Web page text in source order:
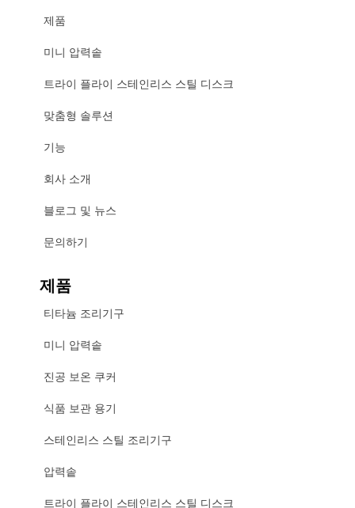
제품
미니 압력솥
트라이 플라이 스테인리스 스틸 디스크
맞춤형 솔루션
기능
회사 소개
블로그 및 뉴스
문의하기
제품
티타늄 조리기구
미니 압력솥
진공 보온 쿠커
식품 보관 용기
스테인리스 스틸 조리기구
압력솥
트라이 플라이 스테인리스 스틸 디스크